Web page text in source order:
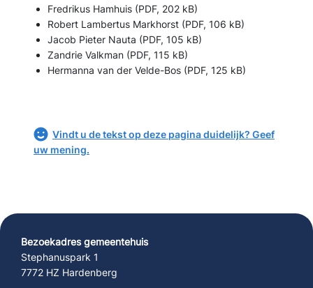
Fredrikus Hamhuis (PDF, 202 kB)
Robert Lambertus Markhorst (PDF, 106 kB)
Jacob Pieter Nauta (PDF, 105 kB)
Zandrie Valkman (PDF, 115 kB)
Hermanna van der Velde-Bos (PDF, 125 kB)
Vindt u de tekst op deze pagina duidelijk? Geef
uw mening.
Bezoekadres gemeentehuis
Stephanuspark 1
7772 HZ Hardenberg